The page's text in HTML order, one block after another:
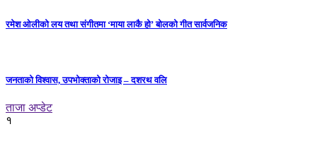
रमेश ओलीको लय तथा संगीतमा ‘माया लाकै हो’ बोलको गीत सार्वजनिक
जनताको विश्वास, उपभोक्ताको रोजाइ – दशरथ वलि
ताजा अप्डेट
१